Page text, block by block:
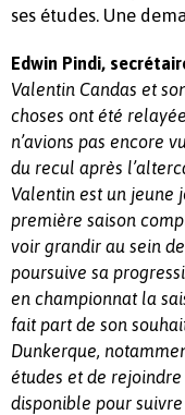
ses études. Une
Edwin Pindi,
Valentin Candas et
choses ont été
n’avions pas encore
du recul après
Valentin est un jeune
première saison
voir grandir au sein
poursuive sa
en championnat la
fait part de son
Dunkerque,
études et de
disponible pour suivre